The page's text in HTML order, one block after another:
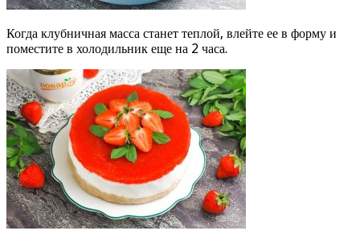
Когда клубничная масса станет теплой, влейте ее в форму и
поместите в холодильник еще на 2 часа.